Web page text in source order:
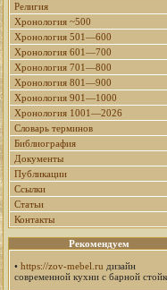
Религия
Хронология ~500
Хронология 501—600
Хронология 601—700
Хронология 701—800
Хронология 801—900
Хронология 901—1000
Хронология 1001—2026
Словарь терминов
Библиография
Документы
Публикации
Ссылки
Статьи
Контакты
Рекомендуем
• https://zov-mebel.ru дизайн
современной кухни с барной